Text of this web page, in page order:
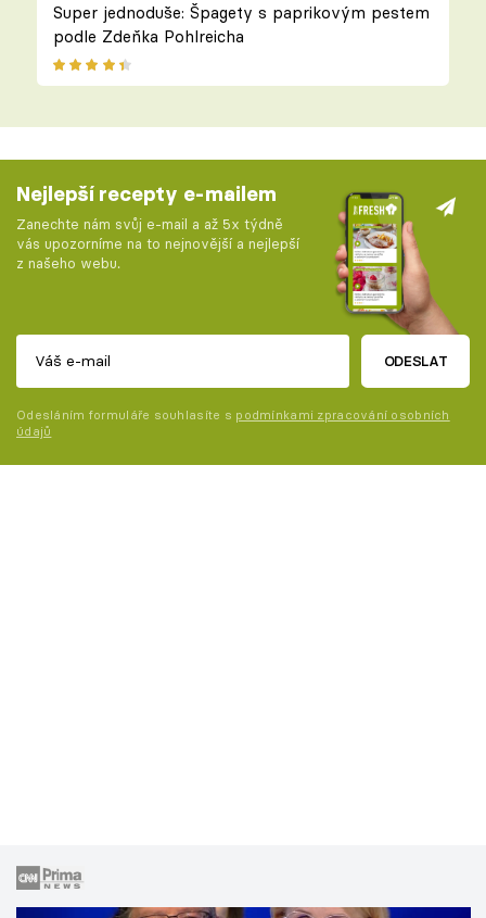
Super jednoduše: Špagety s paprikovým pestem
podle Zdeňka Pohlreicha
Nejlepší recepty e-mailem
Zanechte nám svůj e-mail a až 5x týdně
vás upozorníme na to nejnovější a nejlepší
z našeho webu.
ODESLAT
Odesláním formuláře souhlasíte s podmínkami zpracování osobních
údajů